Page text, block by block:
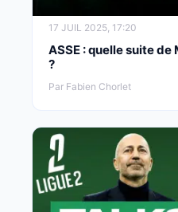
17 JUIL 2025, 17:20
ASSE : quelle suite
?
Par Fabien Chorlet